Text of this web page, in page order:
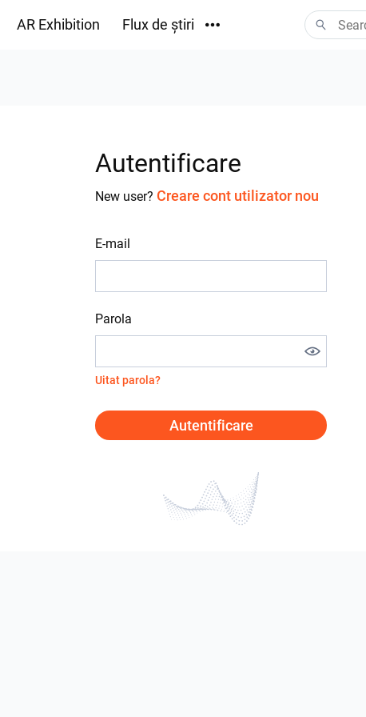
AR Exhibition Flux de știri
Autentificare
New user? Creare cont utilizator nou
E-mail
Parola
Uitat parola?
Autentificare